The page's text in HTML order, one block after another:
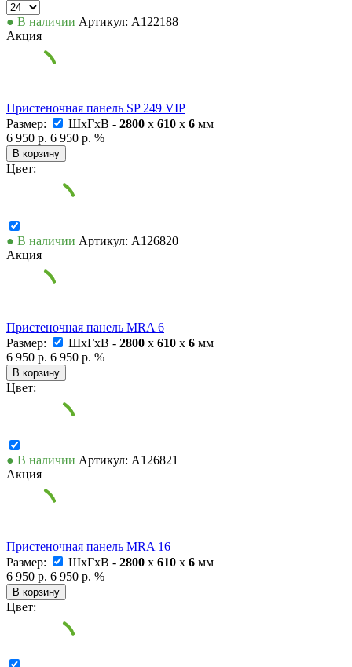
● В наличии Артикул: А122188
Акция
Пристеночная панель SP 249 VIP
Размер:
ШxГxВ - 2800 x 610 x 6 мм
6 950 р. 6 950 р. %
В корзину
Цвет:
● В наличии Артикул: А126820
Акция
Пристеночная панель MRA 6
Размер:
ШxГxВ - 2800 x 610 x 6 мм
6 950 р. 6 950 р. %
В корзину
Цвет:
● В наличии Артикул: А126821
Акция
Пристеночная панель MRA 16
Размер:
ШxГxВ - 2800 x 610 x 6 мм
6 950 р. 6 950 р. %
В корзину
Цвет: